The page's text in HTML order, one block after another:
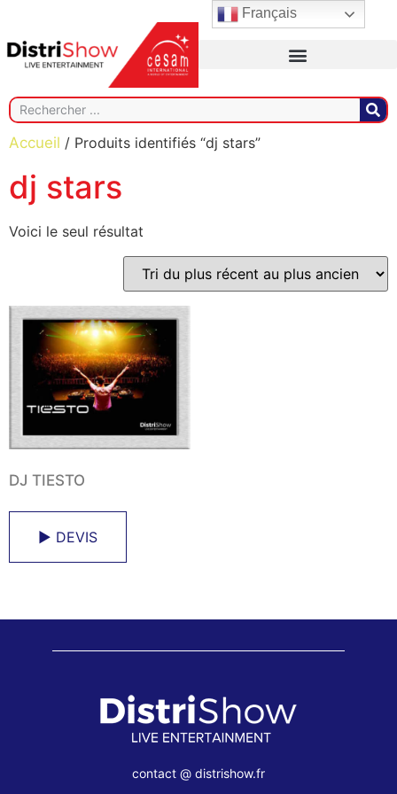
Accueil / Produits identifiés “dj stars”
dj stars
Voici le seul résultat
DJ TIESTO
► DEVIS
contact @ distrishow.fr
Français